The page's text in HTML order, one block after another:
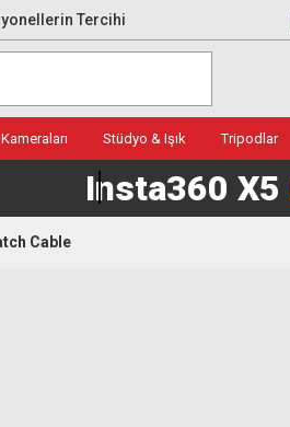
Tercihi
Stüdyo & Işık Tripodlar
Insta360 X5
Cable